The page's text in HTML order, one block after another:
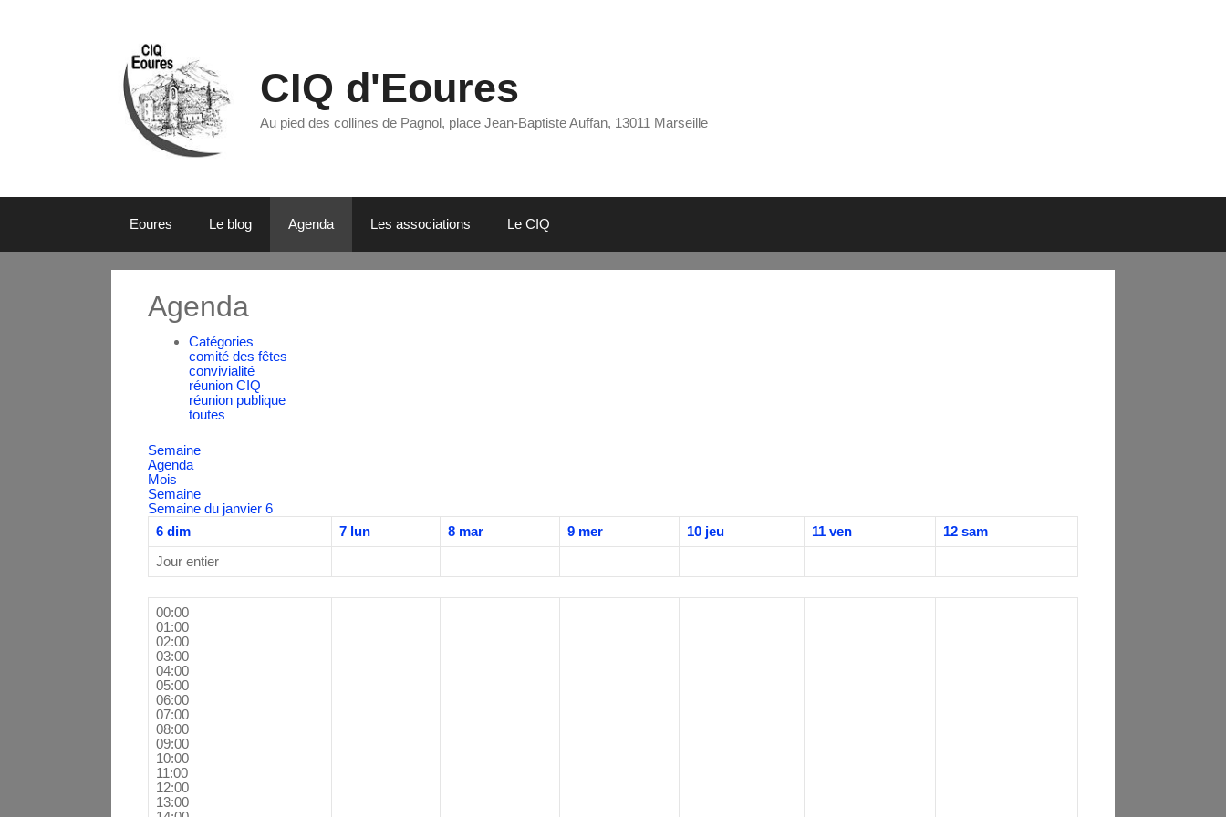
CIQ d'Eoures
Au pied des collines de Pagnol, place Jean-Baptiste Auffan, 13011 Marseille
Eoures Le blog Agenda Les associations Le CIQ
Agenda
Catégories
comité des fêtes
convivialité
réunion CIQ
réunion publique
toutes
Semaine
Agenda
Mois
Semaine
Semaine du janvier 6
6 dim 7 lun 8 mar 9 mer 10 jeu 11 ven 12 sam
Jour entier
00:00
01:00
02:00
03:00
04:00
05:00
06:00
07:00
08:00
09:00
10:00
11:00
12:00
13:00